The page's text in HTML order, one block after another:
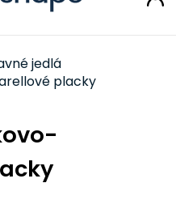
jedlá
placky